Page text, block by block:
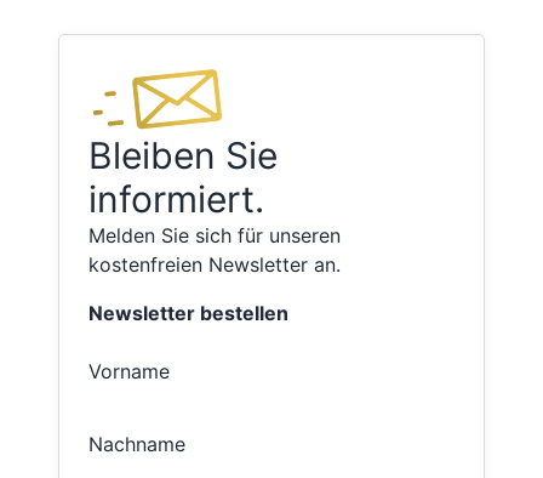
Bleiben Sie
informiert.
Melden Sie sich für unseren
kostenfreien Newsletter an.